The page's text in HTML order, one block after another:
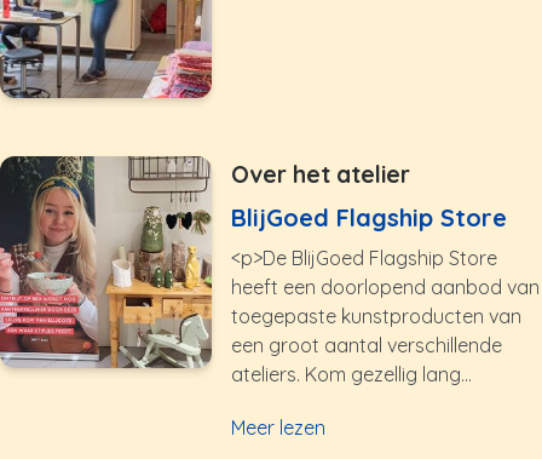
Over het atelier
BlijGoed Flagship Store
<p>De BlijGoed Flagship Store
heeft een doorlopend aanbod van
toegepaste kunstproducten van
een groot aantal verschillende
ateliers. Kom gezellig lang...
Meer lezen